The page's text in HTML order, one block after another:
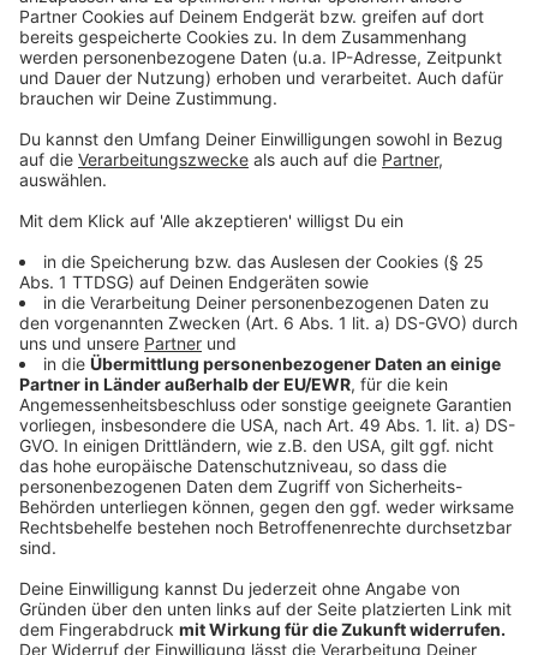
den Bierkasten kann man diesen abkühlen. Dieser
Eisblock wurde in der Show "Das Ding des Jahres" mit
Joko Winterscheidt vorgestellt. Es ist eine Form, die
mit Wasser gefüllt und ins Eisfach gelegt wird. Sobald
der Eisblock fertig ist, wird die Form auf den
Bierkasten und zwischen die Flaschen gesteckt. Der
Hersteller verspricht eine Abkühlung der Flaschen auf
10 Grad. Im Netz ist er für rund 15 Euro zu haben.
Anzeige
Eisweste zum Abkühlen des Körpers
Anzeige
Man kann aber auch noch einen Schritt weitergehen, in
dem man sich eine wirkliche Eisweste mit kühlendem
Gel anzieht. Die kostet allerdings auch mal eben 80
Euro. Der Anbieter wirbt vor allem Menschen, die im
Freien arbeiten und zwischendurch eine Abkühlung
benötigen. Wahlweise kann man sich dort auch einen
"Abkühlungs-Schal" zulegen.